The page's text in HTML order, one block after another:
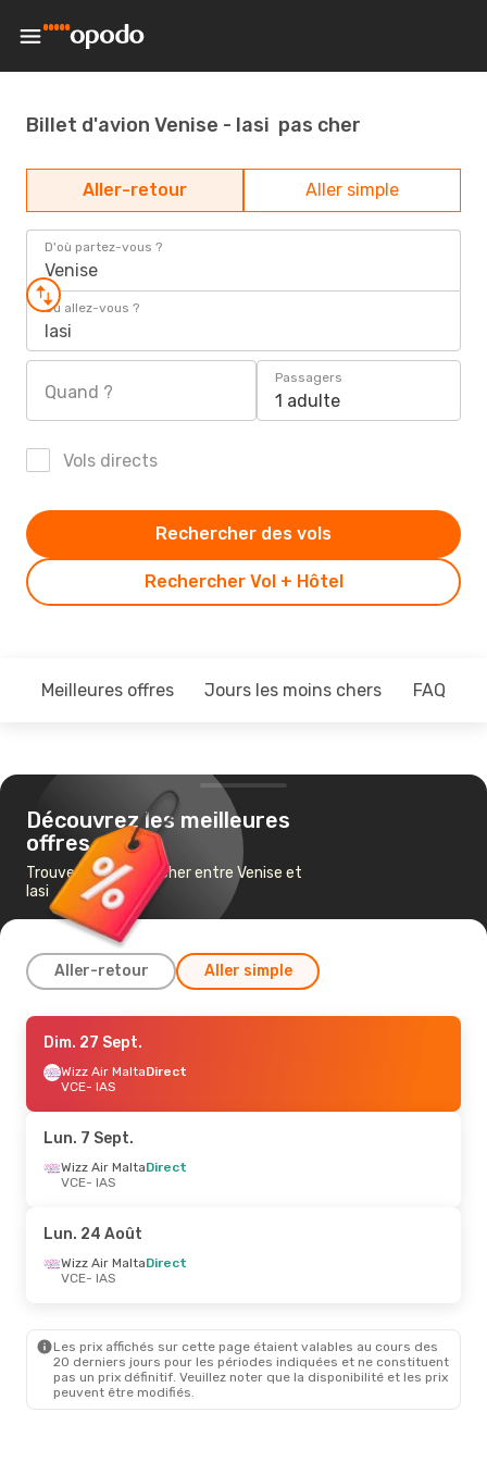
Billet d'avion Venise - Iasi pas cher
Aller-retour Aller simple
D'où partez-vous ?
Venise
Où allez-vous ?
Iasi
Quand ?
Passagers
1 adulte
Vols directs
Rechercher Vol + Hôtel
Rechercher des vols
Meilleures offres Jours les moins chers FAQ
Découvrez les meilleures
offres
Trouvez un vol pas cher entre Venise et
Iasi
Aller-retour Aller simple
Jeu. 3 Sept.- Mer. 9 Sept.
Wizz Air Malta1 Escale
VCE- IAS
IAS- VCE
Lun. 14 Sept.- Lun. 21 Sept.
Austrian Airlines
IAS - VCE
Dim. 27 Sept.
Wizz Air MaltaDirect
VCE- IAS
Lun. 7 Sept.
Wizz Air MaltaDirect
VCE- IAS
Lun. 24 Août
Wizz Air MaltaDirect
VCE- IAS
Les prix affichés sur cette page étaient valables au cours des
20 derniers jours pour les périodes indiquées et ne constituent
pas un prix définitif. Veuillez noter que la disponibilité et les prix
peuvent être modifiés.